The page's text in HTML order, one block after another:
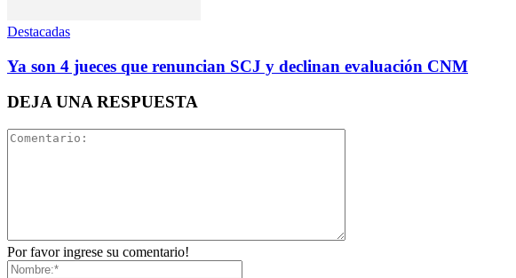
Destacadas
Ya son 4 jueces que renuncian SCJ y declinan evaluación CNM
DEJA UNA RESPUESTA
Por favor ingrese su comentario!